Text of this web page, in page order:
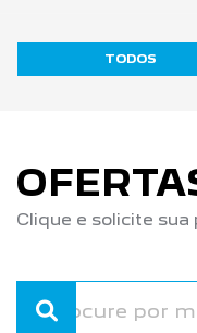
TODOS
Clique e solicite sua